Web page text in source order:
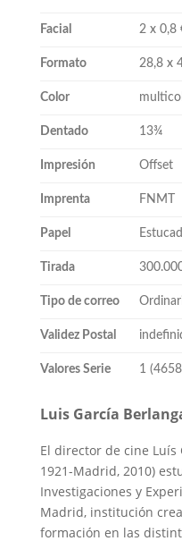
Facial 2 x 0,8
Formato 28,8 x
Color
Dentado 13¾
Impresión Offset
Imprenta FNMT
Papel
Tirada
Tipo de correo
Validez Postal
Valores Serie 1
Luis García
El director de cine Luís
1921-Madrid, 2010)
Investigaciones y
Madrid, institución
formación en las